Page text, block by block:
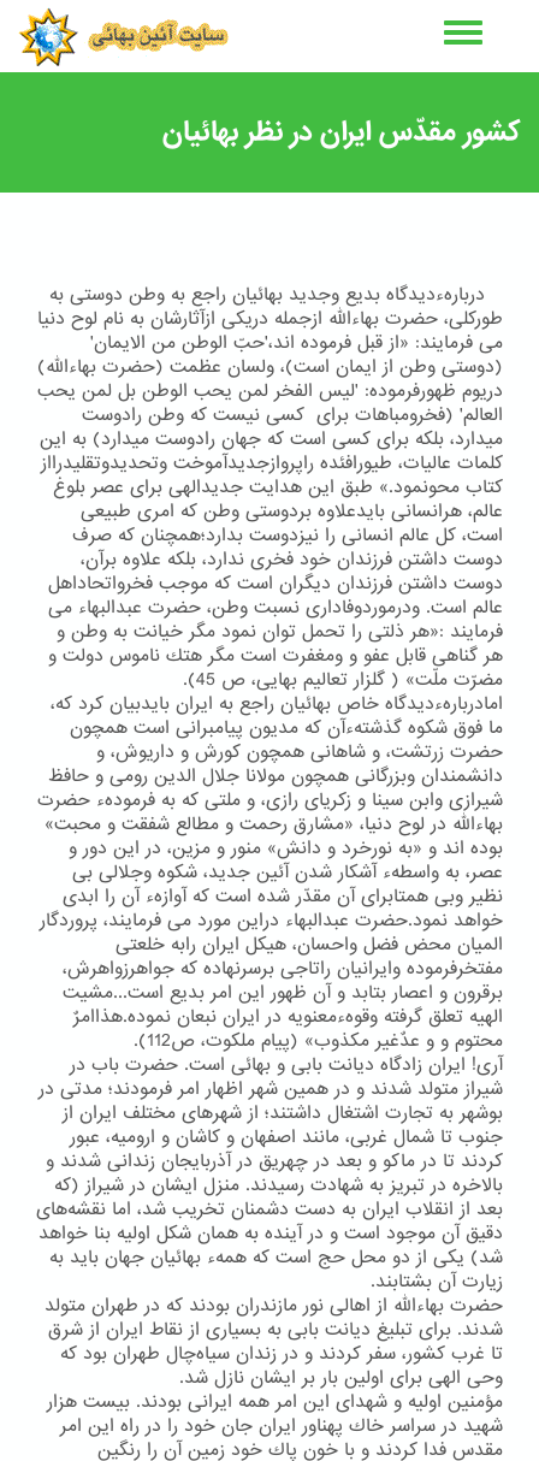
کشور مقدّس ایران در نظر بهائیان
دربارهءدیدگاه بدیع وجدید بهائیان راجع به وطن دوستی به
طوركلی، حضرت بهاءالله ازجمله دریكی ازآثارشان به نام لوح دنیا
می فرمایند: «از قبل فرموده اند،'حبّ الوطن من الایمان'
(دوستی وطن از ایمان است)، ولسان عظمت (حضرت بهاءالله)
دریوم ظهورفرموده: 'لیس الفخر لمن یحب الوطن بل لمن یحب
العالم' (فخرومباهات برای کسی نیست که وطن رادوست
میدارد، بلکه برای کسی است که جهان رادوست میدارد) به این
كلمات عالیات، طیورافئده راپروازجدیدآموخت وتحدیدوتقلیدرااز
كتاب محونمود.» طبق این هدایت جدیدالهی برای عصر بلوغ
عالم، هرانسانی بایدعلاوه بردوستی وطن كه امری طبیعی
است، كل عالم انسانی را نیزدوست بدارد؛همچنان كه صرف
دوست داشتن فرزندان خود فخری ندارد، بلكه علاوه برآن،
دوست داشتن فرزندان دیگران است كه موجب فخرواتحاداهل
عالم است. ودرموردوفاداری نسبت وطن، حضرت عبدالبهاء می
فرمایند :«هر ذلتی را تحمل توان نمود مگر خیانت به وطن و
هر گناهی قابل عفو و ومغفرت است مگر هتك ناموس دولت و
مضرّت ملّت» ( گلزار تعالیم بهایی، ص 45).
امادربارهءدیدگاه خاص بهائیان راجع به ایران بایدبیان كرد كه،
ما فوق شكوه گذشتهءآن كه مدیون پیامبرانی است همچون
حضرت زرتشت، و شاهانی همچون كورش و داریوش، و
دانشمندان وبزرگانی همچون مولانا جلال الدین رومی و حافظ
شیرازی وابن سینا و زكریای رازی، و ملتی كه به فرمودهء حضرت
بهاءالله در لوح دنیا، «مشارق رحمت و مطالع شفقت و محبت»
بوده اند و «به نورخرد و دانش» منور و مزین، در این دور و
عصر، به واسطهء آشكار شدن آئین جدید، شكوه وجلالی بی
نظیر وبی همتابرای آن مقدّر شده است كه آوازهء آن را ابدی
خواهد نمود.حضرت عبدالبهاء دراین مورد می فرمایند، پروردگار
المیان محض فضل واحسان، هیكل ایران رابه خلعتی
مفتخرفرموده وایرانیان راتاجی برسرنهاده كه جواهرزواهرش،
برقرون و اعصار بتابد و آن ظهور این امر بدیع است...مشیت
الهیه تعلق گرفته وقوهءمعنویه در ایران نبعان نموده.هذاامرٌ
محتوم و و عدٌغیر مكذوب» (پیام ملكوت، ص112).
آری! ایران زادگاه دیانت بابی و بهائی است. حضرت باب در
شیراز متولد شدند و در همین شهر اظهار امر فرمودند؛ مدتی در
بوشهر به تجارت اشتغال داشتند؛ از شهرهای مختلف ایران از
جنوب تا شمال غربی، مانند اصفهان و كاشان و ارومیه، عبور
كردند تا در ماكو و بعد در چهریق در آذربایجان زندانی شدند و
بالاخره در تبریز به شهادت رسیدند. منزل ایشان در شیراز (كه
بعد از انقلاب ایران به دست دشمنان تخریب شد، اما نقشه‌های
دقیق آن موجود است و در آینده به همان شكل اولیه بنا خواهد
شد) یكی از دو محل حج است كه همهء بهائیان جهان باید به
زیارت آن بشتابند.
حضرت بهاءالله از اهالی نور مازندران بودند كه در طهران متولد
شدند. برای تبلیغ دیانت بابی به بسیاری از نقاط ایران از شرق
تا غرب كشور، سفر كردند و در زندان سیاه‌چال طهران بود كه
وحی الهی برای اولین بار بر ایشان نازل شد.
مؤمنین اولیه و شهدای این امر همه ایرانی بودند. بیست هزار
شهید در سراسر خاك پهناور ایران جان خود را در راه این امر
مقدس فدا كردند و با خون پاك خود زمین آن را رنگین